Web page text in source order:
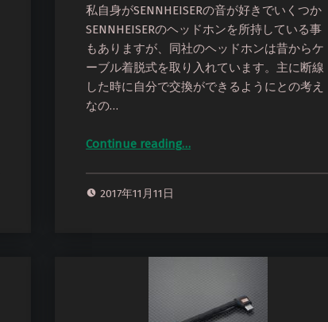
私自身がSENNHEISERの音が好きでいくつか
SENNHEISERのヘッドホンを所持している事
もありますが、同社のヘッドホンは昔からケ
ーブル着脱式を取り入れています。主に断線
した時に自分で交換ができるようにとの考え
なの…
Continue reading“SENNHEISER HD25用ケーブル 右出し Mogami2944 ファイアボール *Numberd”
…
2017年11月11日